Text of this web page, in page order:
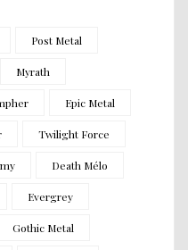
Post Metal
Myrath
Epic Metal
Twilight Force
Death Mélo
Evergrey
Gothic Metal